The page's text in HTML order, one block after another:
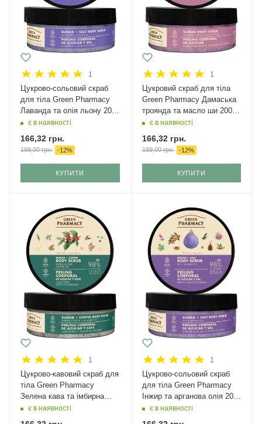
1
Цукрово-сольовий скраб
для тіла Green Pharmacy
Лаванда та олія льону 200
млє в наявності
166,32 грн.
189,00грн. -12%
КУПИТИ
1
Цукровий скраб для тіла
Green Pharmacy Дамаська
троянда та масло ши 200
млє в наявності
166,32грн.
189,00грн. -12%
КУПИТИ
1
Цукрово-кавовий скраб для
тіла Green Pharmacy
Зелена кава та імбирна
олія 200 мл
є в наявності
1
Цукрово-сольовий скраб
для тіла Green Pharmacy
Інжир та арганова олія 200
млє в наявності